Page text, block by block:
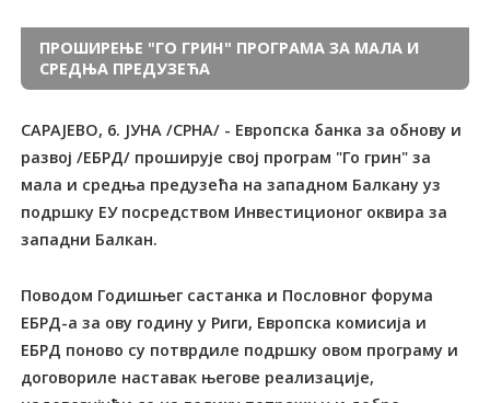
ПРОШИРЕЊЕ "ГО ГРИН" ПРОГРАМА ЗА МАЛА И
СРЕДЊА ПРЕДУЗЕЋА
САРАЈЕВО, 6. ЈУНА /СРНА/ - Европска банка за обнову и
развој /ЕБРД/ проширује свој програм "Го грин" за
мала и средња предузећа на западном Балкану уз
подршку ЕУ посредством Инвестиционог оквира за
западни Балкан.
Поводом Годишњег састанка и Пословног форума
ЕБРД-а за ову годину у Риги, Европска комисија и
ЕБРД поново су потврдиле подршку овом програму и
договориле наставак његове реализације,